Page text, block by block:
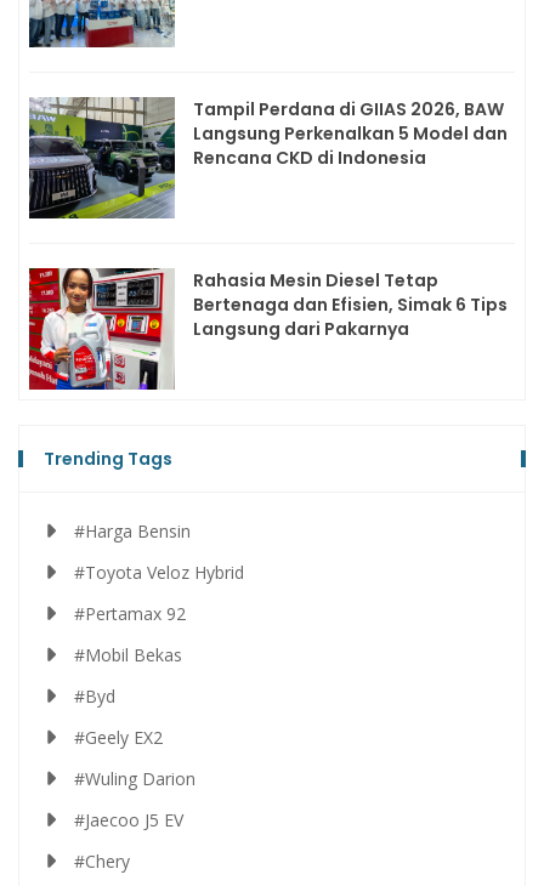
Tampil Perdana di GIIAS 2026, BAW
Langsung Perkenalkan 5 Model dan
Rencana CKD di Indonesia
Rahasia Mesin Diesel Tetap
Bertenaga dan Efisien, Simak 6 Tips
Langsung dari Pakarnya
Trending Tags
#Harga Bensin
#Toyota Veloz Hybrid
#Pertamax 92
#Mobil Bekas
#Byd
#Geely EX2
#Wuling Darion
#Jaecoo J5 EV
#Chery